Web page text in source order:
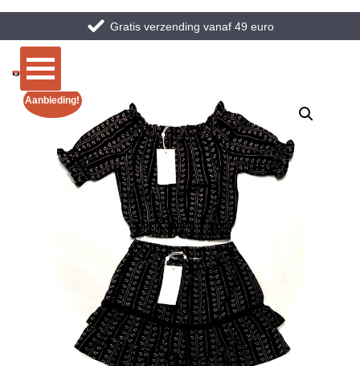
Gratis verzending vanaf 49 euro
Aanbieding!